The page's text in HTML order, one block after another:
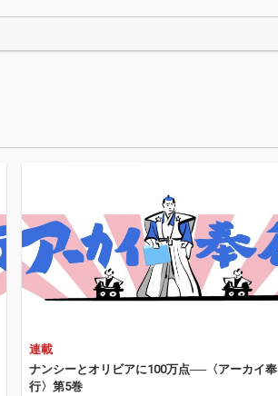
unoを使用しているこ
考までにどうぞ
連載
ナンシーとオリビアに100万点──〈アーカイ奉
行〉第5巻